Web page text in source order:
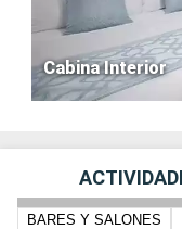
Cabina Interior
BARES Y SALONES